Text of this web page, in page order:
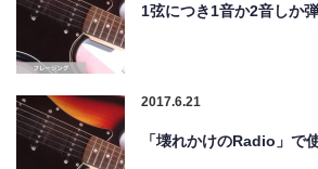
1弦につき1音か2音しか
2017.6.21
「壊れかけのRadio」で